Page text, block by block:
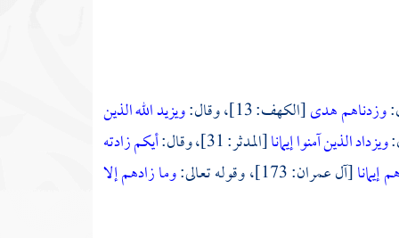
وزدناهم هدى[الكهف: 13]، وقال:
ويزيد الله الذين
ويزداد الذين آمنوا إيمانا[المدثر: 31]، وقال:
أيكم زادته
[آل عمران: 173]، وقوله تعالى: وما زادهم إلا